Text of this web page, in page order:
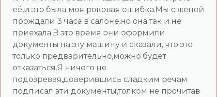
её,и это была моя роковая ошибка.Мы с женой
прождали 3 часа в салоне,но она так и не
приехала.В это время они оформили
документы на эту машину и сказали, что это
только предварительно,можно будет
отказаться.Я ничего не
подозревая,доверившись сладким речам
подписал эти документы,толком не прочитав